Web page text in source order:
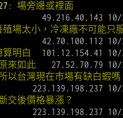
: 場旁邊或裡面
49.216.40.143
場太小，冷凍廠不可能只
42.70.100.112
明白
101.12.154.41
來如此
27.52.70.79 10/
以台灣現在市場有缺白蝦嗎
223.139.198.237
交後價格暴漲？
223.139.198.237